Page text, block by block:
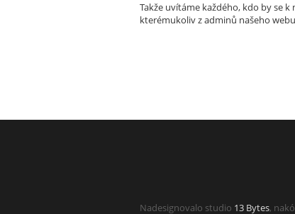
Takže uvítáme každého, kdo by se
kterémukoliv z adminů našeho
Nadesignovalo studio 13 Bytes,